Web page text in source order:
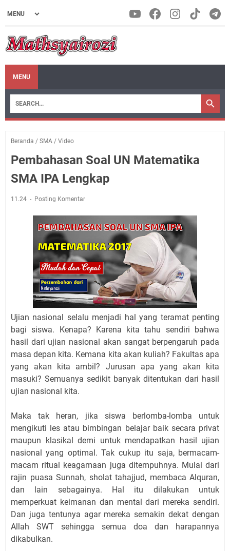
MENU
Beranda / SMA / Video
Pembahasan Soal UN Matematika
SMA IPA Lengkap
11.24 Posting Komentar
Ujian nasional selalu menjadi hal yang teramat penting
bagi siswa. Kenapa? Karena kita tahu sendiri bahwa
hasil dari ujian nasional akan sangat berpengaruh pada
masa depan kita. Kemana kita akan kuliah? Fakultas apa
yang akan kita ambil? Jurusan apa yang akan kita
masuki? Semuanya sedikit banyak ditentukan dari hasil
ujian nasional kita.
Maka tak heran, jika siswa berlomba-lomba untuk
mengikuti les atau bimbingan belajar baik secara privat
maupun klasikal demi untuk mendapatkan hasil ujian
nasional yang optimal. Tak cukup itu saja, bermacam-
macam ritual keagamaan juga ditempuhnya. Mulai dari
rajin puasa Sunnah, sholat tahajjud, membaca Alquran,
dan lain sebagainya. Hal itu dilakukan untuk
memperkuat keimanan dan mental dari mereka sendiri.
Dan juga tentunya agar mereka semakin dekat dengan
Allah SWT sehingga semua doa dan harapannya
dikabulkan.